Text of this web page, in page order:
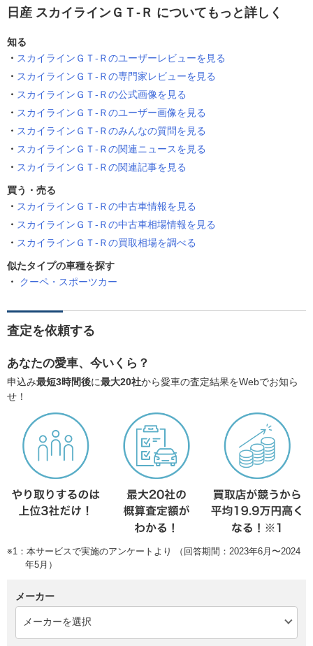
日産 スカイラインＧＴ‐Ｒ についてもっと詳しく
知る
スカイラインＧＴ‐Ｒのユーザーレビューを見る
スカイラインＧＴ‐Ｒの専門家レビューを見る
スカイラインＧＴ‐Ｒの公式画像を見る
スカイラインＧＴ‐Ｒのユーザー画像を見る
スカイラインＧＴ‐Ｒのみんなの質問を見る
スカイラインＧＴ‐Ｒの関連ニュースを見る
スカイラインＧＴ‐Ｒの関連記事を見る
買う・売る
スカイラインＧＴ‐Ｒの中古車情報を見る
スカイラインＧＴ‐Ｒの中古車相場情報を見る
スカイラインＧＴ‐Ｒの買取相場を調べる
似たタイプの車種を探す
クーペ・スポーツカー
査定を依頼する
あなたの愛車、今いくら？
申込み最短3時間後に最大20社から愛車の査定結果をWebでお知ら
せ！
※1：本サービスで実施のアンケートより （回答期間：2023年6月〜2024
年5月）
メーカー